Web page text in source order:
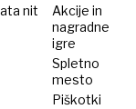
nit
Akcije in
nagradne
igre
Spletno
mesto
Piškotki